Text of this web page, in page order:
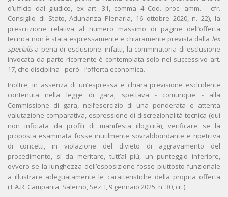
d’ufficio dal giudice, ex art. 31, comma 4 Cod. proc. amm. - cfr.
Consiglio di Stato, Adunanza Plenaria, 16 ottobre 2020, n. 22), la
prescrizione relativa al numero massimo di pagine dell’offerta
tecnica non è stata espressamente e chiaramente prevista dalla lex
specialis a pena di esclusione: infatti, la comminatoria di esclusione
invocata da parte ricorrente è contemplata solo nel successivo art.
17, che disciplina - però - l’offerta economica.
Inoltre, in assenza di un’espressa e chiara previsione escludente
contenuta nella legge di gara, spettava - comunque - alla
Commissione di gara, nell’esercizio di una ponderata e attenta
valutazione comparativa, espressione di discrezionalità tecnica (qui
non inficiata da profili di manifesta illogicità), verificare se la
proposta esaminata fosse inutilmente sovrabbondante e ripetitiva
di concetti, in violazione del divieto di aggravamento del
procedimento, sì da meritare, tutt’al più, un punteggio inferiore,
ovvero se la lunghezza dell’esposizione fosse piuttosto funzionale
a illustrare adeguatamente le caratteristiche della propria offerta
(T.A.R. Campania, Salerno, Sez. I, 9 gennaio 2025, n. 30, cit.).